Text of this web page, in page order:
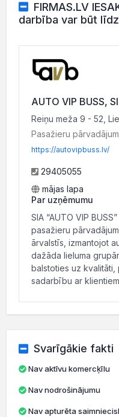
FIRMAS.LV
darbība var būt
AUTO VIP BUSS,
Reiņu meža 9 - 52,
Pasažieru
https://autovipbuss.lv/
29405055
mājas lapa
Par uzņēmumu
SIA “AUTO VIP
pasažieru
ārvalstīs, izmantojot
dažāda lieluma
balstoties uz kvalitāti,
sadarbību ar
Svarīgākie fakti
Nav aktīvu komercķīlu
Nav nodrošinājumu